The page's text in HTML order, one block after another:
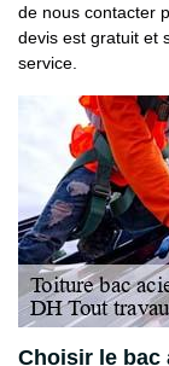
de nous contacter
devis est gratuit et
service.
Choisir le bac